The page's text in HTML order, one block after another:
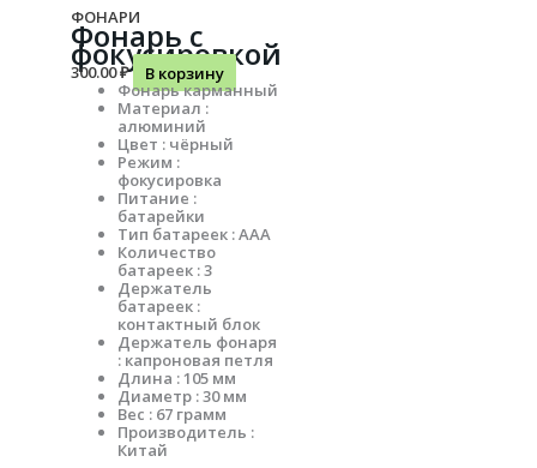
ФОНАРИ
Фонарь с
фокусировкой
300.00₽
В корзину
Фонарь карманный
Материал :
алюминий
Цвет : чёрный
Режим :
фокусировка
Питание :
батарейки
Тип батареек : ААА
Количество
батареек : 3
Держатель
батареек :
контактный блок
Держатель фонаря
: капроновая петля
Длина : 105 мм
Диаметр : 30 мм
Вес : 67 грамм
Производитель :
Китай